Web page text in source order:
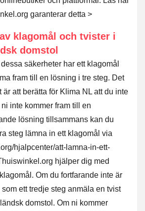
garanterar detta >
klagomål och tvister i
domstol
säkerheter har ett klagomål
fram till en lösning i tre steg. Det
är att berätta för Klima NL att du inte
inte kommer fram till en
lösning tillsammans kan du
steg lämna in ett klagomål via
hjalpcenter/att-lamna-in-ett-
hjälper dig med
Om du fortfarande inte är
ett tredje steg anmäla en tvist
domstol. Om ni kommer